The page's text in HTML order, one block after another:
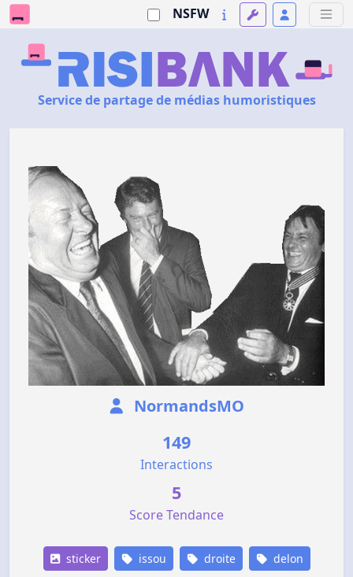
NSFW
Service de partage de médias humoristiques
NormandsMO
149
Interactions
5
Score Tendance
sticker issou droite delon